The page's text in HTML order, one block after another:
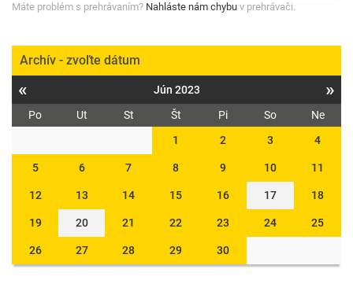
Máte problém s prehrávaním? Nahláste nám chybu v prehrávači.
Archív - zvoľte dátum
« Jún 2023 »
Po Ut St Št Pi So
Ne
1
2 3 4
5 6 7 8 9 10 11
12 13 14 15 16 17 18
19 20 21 22 23 24 25
26 27 28 29 30